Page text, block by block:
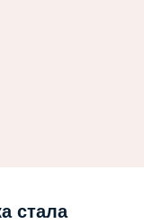
стала